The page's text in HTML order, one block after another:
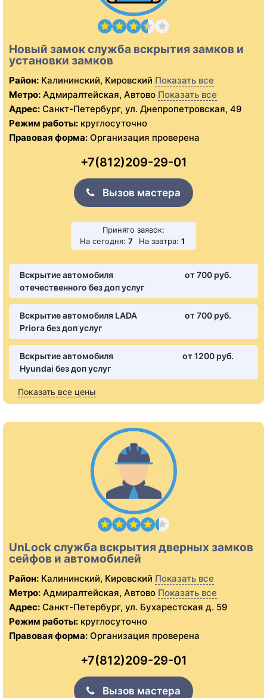
Новый замок служба вскрытия замков и
установки замков
Район: Калининский, Кировский Показать все
Метро: Адмиралтейская, Автово Показать все
Адрес: Санкт-Петербург, ул. Днепропетровская, 49
Режим работы: круглосуточно
Правовая форма: Организация проверена
+7(812)209-29-01
Вызов мастера
Принято заявок:
На сегодня: 7 На завтра: 1
Вскрытие автомобиля
отечественного без доп услуг
от 700 pуб.
Вскрытие автомобиля LADA
Priora без доп услуг
от 700 pуб.
Вскрытие автомобиля
Hyundai без доп услуг
от 1200 pуб.
Показать все цены
UnLock служба вскрытия дверных замков
сейфов и автомобилей
Район: Калининский, Кировский Показать все
Метро: Адмиралтейская, Автово Показать все
Адрес: Санкт-Петербург, ул. Бухарестская д. 59
Режим работы: круглосуточно
Правовая форма: Организация проверена
+7(812)209-29-01
Вызов мастера